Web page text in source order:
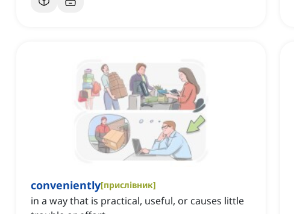
conveniently[прислівник]
in a way that is practical, useful, or causes little